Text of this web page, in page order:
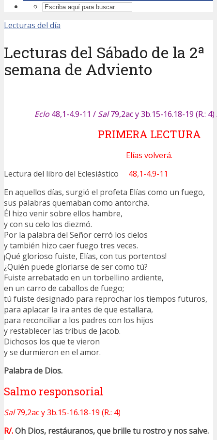
Lecturas del día
Lecturas del Sábado de la 2ª
semana de Adviento
Eclo 48,1-4.9-11 / Sal79,2ac y 3b.15-16.18-19 (R.: 4)
PRIMERA LECTURA
Elías volverá.
Lectura del libro del Eclesiástico 48,1-4.9-11
En aquellos días, surgió el profeta Elías como un fuego,
sus palabras quemaban como antorcha.
Él hizo venir sobre ellos hambre,
y con su celo los diezmó.
Por la palabra del Señor cerró los cielos
y también hizo caer fuego tres veces.
¡Qué glorioso fuiste, Elías, con tus portentos!
¿Quién puede gloriarse de ser como tú?
Fuiste arrebatado en un torbellino ardiente,
en un carro de caballos de fuego;
tú fuiste designado para reprochar los tiempos futuros,
para aplacar la ira antes de que estallara,
para reconciliar a los padres con los hijos
y restablecer las tribus de Jacob.
Dichosos los que te vieron
y se durmieron en el amor.
Palabra de Dios.
Salmo responsorial
Sal79,2ac y 3b.15-16.18-19 (R.: 4)
R/.Oh Dios, restáuranos, que brille tu rostro y nos salve.